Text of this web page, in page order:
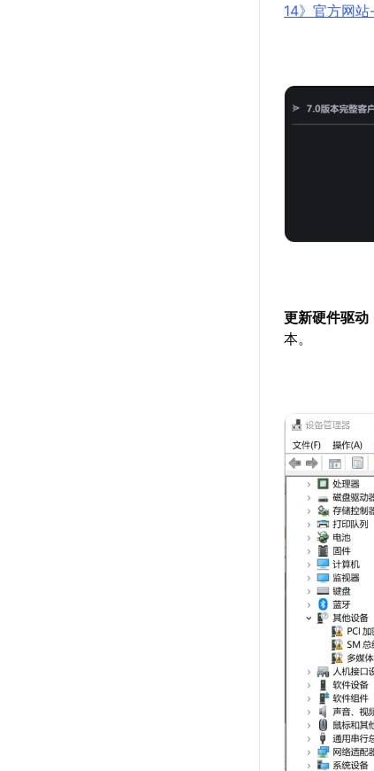
14》官方网
更新硬件驱动
本。